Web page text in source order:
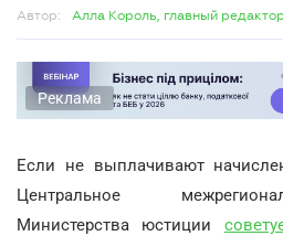
Автор: Алла Король, главный
Реклама
Если не выплачивают
Центральное
Министерства юстиции